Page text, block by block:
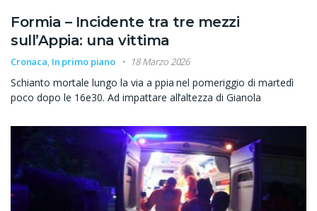
Formia – Incidente tra tre mezzi
sull’Appia: una vittima
Cronaca In primo piano 18 Marzo 2026
Schianto mortale lungo la via a ppia nel pomeriggio di martedì
poco dopo le 16e30. Ad impattare all’altezza di Gianola